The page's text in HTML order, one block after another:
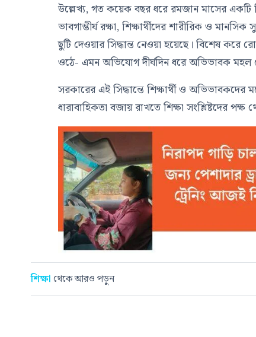
উল্লেখ্য, গত কয়েক বছর ধরে রমজান মাসের একটি
ভাবগাম্ভীর্য রক্ষা, শিক্ষার্থীদের শারীরিক ও
ছুটি দেওয়ার সিদ্ধান্ত নেওয়া হয়েছে। বিশেষ করে
ওঠে- এমন অভিযোগ দীর্ঘদিন ধরে অভিভাবক
সরকারের এই সিদ্ধান্তে শিক্ষার্থী ও অভিভাবকদের
ধারাবাহিকতা বজায় রাখতে শিক্ষা সংশ্লিষ্টদের
শিক্ষা থেকে আরও পড়ুন